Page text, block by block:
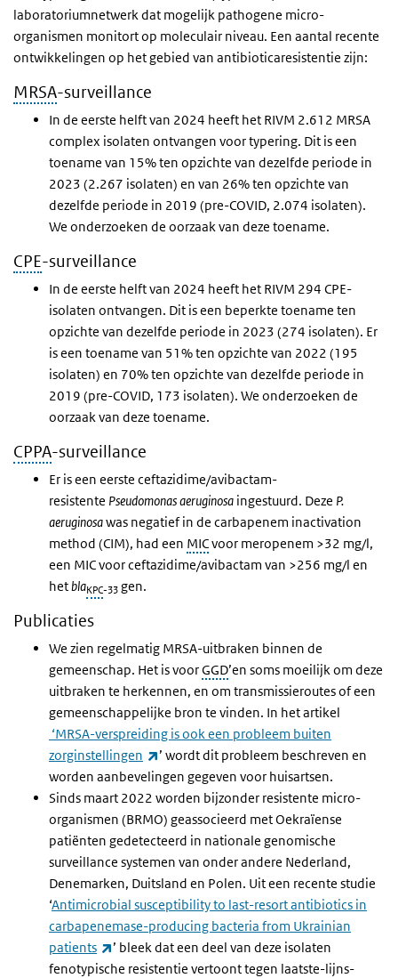
laboratoriumnetwerk dat mogelijk pathogene micro-
organismen monitort op moleculair niveau. Een aantal recente
ontwikkelingen op het gebied van antibioticaresistentie zijn:
MRSA-surveillance
In de eerste helft van 2024 heeft het RIVM 2.612 MRSA
complex isolaten ontvangen voor typering. Dit is een
toename van 15% ten opzichte van dezelfde periode in
2023 (2.267 isolaten) en van 26% ten opzichte van
dezelfde periode in 2019 (pre-COVID, 2.074 isolaten).
We onderzoeken de oorzaak van deze toename.
CPE-surveillance
In de eerste helft van 2024 heeft het RIVM 294 CPE-
isolaten ontvangen. Dit is een beperkte toename ten
opzichte van dezelfde periode in 2023 (274 isolaten). Er
is een toename van 51% ten opzichte van 2022 (195
isolaten) en 70% ten opzichte van dezelfde periode in
2019 (pre-COVID, 173 isolaten). We onderzoeken de
oorzaak van deze toename.
CPPA-surveillance
Er is een eerste ceftazidime/avibactam-
resistente Pseudomonas aeruginosa ingestuurd. Deze P.
aeruginosawas negatief in de carbapenem inactivation
method (CIM), had een MICvoor meropenem >32 mg/l,
een MIC voor ceftazidime/avibactam van >256 mg/l en
hetblaKPC-33gen.
Publicaties
We zien regelmatig MRSA-uitbraken binnen de
gemeenschap. Het is voorGGD’en soms moeilijk om deze
uitbraken te herkennen, en om transmissieroutes of een
gemeenschappelijke bron te vinden. In het artikel
‘MRSA-verspreiding is ook een probleem buiten
zorginstellingen
(externe link)
’ wordt dit probleem beschreven en
worden aanbevelingen gegeven voor huisartsen.
Sinds maart 2022 worden bijzonder resistente micro-
organismen (BRMO) geassocieerd met Oekraïense
patiënten gedetecteerd in nationale genomische
surveillance systemen van onder andere Nederland,
Denemarken, Duitsland en Polen. Uit een recente studie
‘Antimicrobial susceptibility to last-resort antibiotics in
carbapenemase-producing bacteria from Ukrainian
patients
(externe link)
’ bleek dat een deel van deze isolaten
fenotypische resistentie vertoont tegen laatste-lijns-